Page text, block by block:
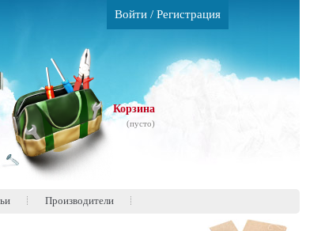
Войти /Регистрация
Корзина
(пусто)
Производители